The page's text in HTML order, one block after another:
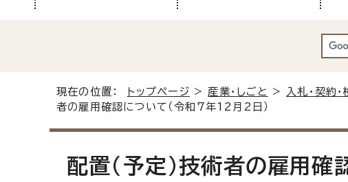
現在の位置： トップページ > 産業・しごと > 入札・契約
者の雇用確認について（令和7年12月2日）
配置(予定)技術者の雇用確